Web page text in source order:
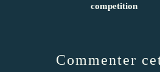
competition
Commenter